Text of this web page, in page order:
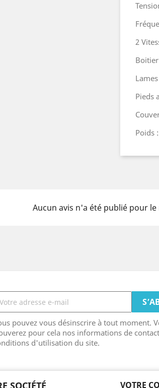
2
Pieds
Poids
Aucun avis n'a été publié pour
pouvez vous désinscrire à tout moment.
pour cela nos informations de
d'utilisation du site.
SOCIÉTÉ VOTRE